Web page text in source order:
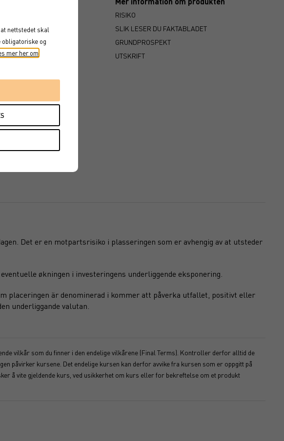
RISIKO
SLIK LESER DU FAKTABLADET
GRUNDPROSPEKT
UTSKRIFT
Det er en motpartsrisiko i plasseringen som er avhengig av at utsteder
økningen i investeringens underliggende eksponering.
placeringen är denominerad i kommer att påverka utfallet, positivt eller
underliggande valutan.
vilkår som du finner i den endelige vilkårene (Final Terms). Kontroller derfor alltid de
påvirker kursene. Det endelige kursen kan derfor avvike fra kursen som er oppgitt på
å vite gjeldende kurs, ved usikkerhet om kurs eller for bekreftelse om et produkt
nettstedet skal
og
mer her om